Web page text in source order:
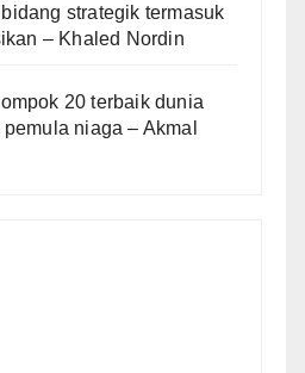
strategik termasuk
– Khaled Nordin
20 terbaik dunia
niaga – Akmal